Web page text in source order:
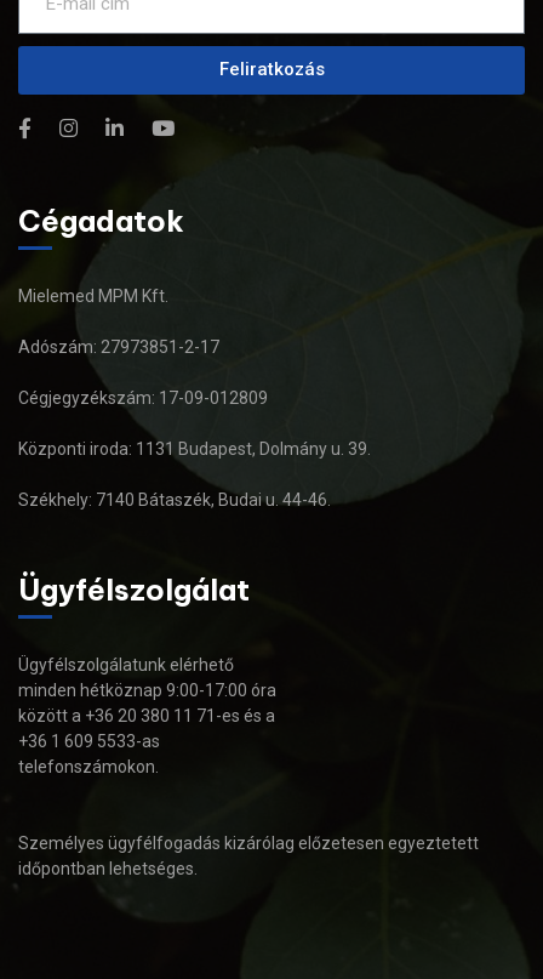
Feliratkozás
Cégadatok
Mielemed MPM Kft.
Adószám: 27973851-2-17
Cégjegyzékszám: 17-09-012809
Központi iroda: 1131 Budapest, Dolmány u. 39.
Székhely: 7140 Bátaszék, Budai u. 44-46.
Ügyfélszolgálat
Ügyfélszolgálatunk elérhető
minden hétköznap 9:00-17:00 óra
között a +36 20 380 11 71-es és a
+36 1 609 5533-as
telefonszámokon.
Személyes ügyfélfogadás kizárólag előzetesen egyeztetett
időpontban lehetséges.